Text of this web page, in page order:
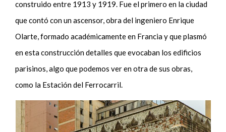
construido entre 1913 y 1919. Fue el primero en la ciudad
que contó con un ascensor, obra del ingeniero Enrique
Olarte, formado académicamente en Francia y que plasmó
en esta construcción detalles que evocaban los edificios
parisinos, algo que podemos ver en otra de sus obras,
como la Estación del Ferrocarril.